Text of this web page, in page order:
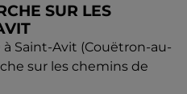
SUR LES
Saint-Avit (Couëtron-au-
sur les chemins de